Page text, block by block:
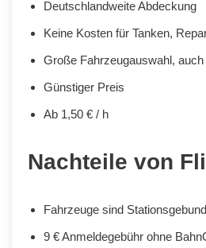
Deutschlandweite Abdeckung
Keine Kosten für Tanken,
Große Fahrzeugauswahl,
Günstiger Preis
Ab 1,50 € / h
Nachteile von
Fahrzeuge sind
9 € Anmeldegebühr ohne